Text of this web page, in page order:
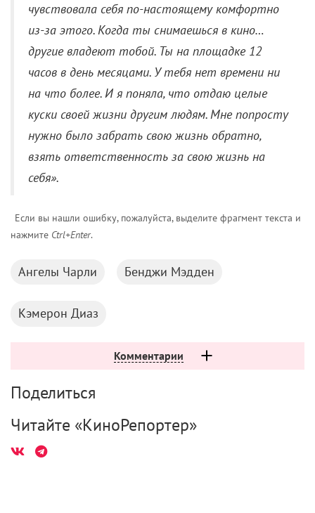
чувствовала себя по-настоящему комфортно
из-за этого. Когда ты снимаешься в кино…
другие владеют тобой. Ты на площадке 12
часов в день месяцами. У тебя нет времени ни
на что более. И я поняла, что отдаю целые
куски своей жизни другим людям. Мне попросту
нужно было забрать свою жизнь обратно,
взять ответственность за свою жизнь на
себя».
Если вы нашли ошибку, пожалуйста, выделите фрагмент текста и
нажмите Ctrl+Enter.
Ангелы Чарли Бенджи Мэдден
Кэмерон Диаз
Комментарии
Поделиться
Читайте «КиноРепортер»